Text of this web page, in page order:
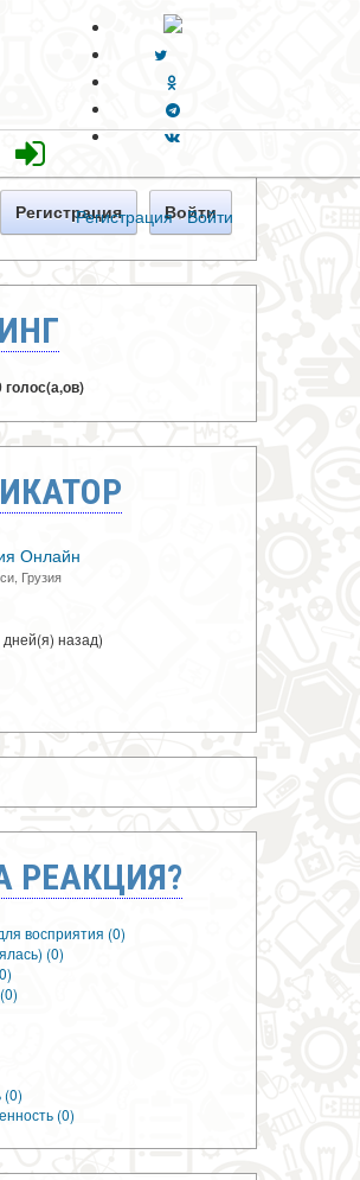
Регистрация · Войти
Регистрация Войти
голос(а,ов)
Онлайн
Грузия
назад)
восприятия (0)
(0)
(0)
(0)